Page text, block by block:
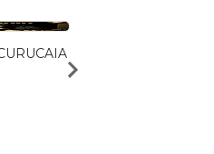
Picatrix